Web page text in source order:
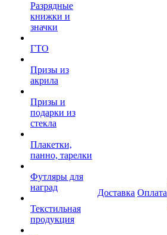
Разрядные
книжки и
значки
ГТО
Призы из
акрила
Призы и
подарки из
стекла
Плакетки,
панно, тарелки
Футляры для
наград
Текстильная
продукция
Доставка Оплата